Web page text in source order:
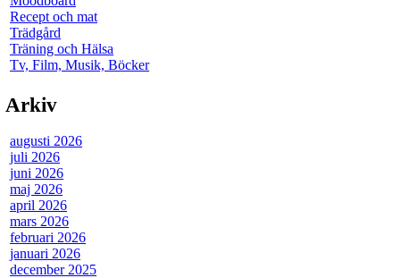
Recept och mat
Trädgård
Träning och Hälsa
Tv, Film, Musik, Böcker
Arkiv
augusti 2026
juli 2026
juni 2026
maj 2026
april 2026
mars 2026
februari 2026
januari 2026
december 2025